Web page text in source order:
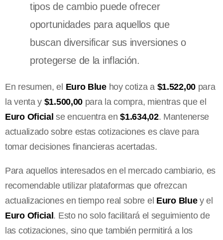
tipos de cambio puede ofrecer
oportunidades para aquellos que
buscan diversificar sus inversiones o
protegerse de la inflación.
En resumen, el Euro Bluehoy cotiza a $1.522,00para
la venta y $1.500,00 para la compra, mientras que el
Euro Oficial se encuentra en$1.634,02. Mantenerse
actualizado sobre estas cotizaciones es clave para
tomar decisiones financieras acertadas.
Para aquellos interesados en el mercado cambiario, es
recomendable utilizar plataformas que ofrezcan
actualizaciones en tiempo real sobre el Euro Bluey el
Euro Oficial. Esto no solo facilitará el seguimiento de
las cotizaciones, sino que también permitirá a los